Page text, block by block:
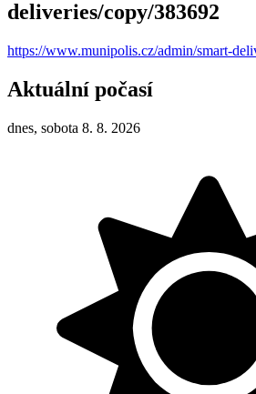
deliveries/copy/383692
https://www.munipolis.cz/admin/smart-
Aktuální počasí
dnes, sobota 8. 8. 2026